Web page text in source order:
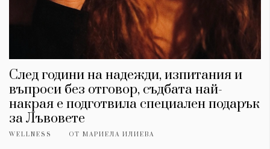
След години на надежди, изпитания и
въпроси без отговор, съдбата най-
накрая е подготвила специален подарък
за Лъвовете
WELLNESS ОТ МАРИЕЛА ИЛИЕВА